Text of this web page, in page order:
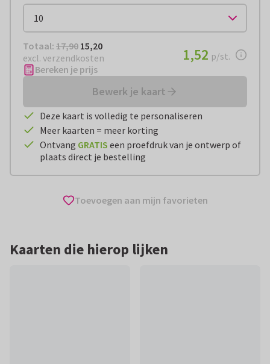
Totaal: € 15,20
Totaal: 17,90 15,20
excl. verzendkosten
€ 1,52per stuk
1,52 p/st.
Bereken je prijs
Bewerk je kaart
Deze kaart is volledig te personaliseren
Meer kaarten = meer korting
Ontvang GRATIS een proefdruk van je ontwerp of
plaats direct je bestelling
Toevoegen aan mijn favorieten
Kaarten die hierop lijken